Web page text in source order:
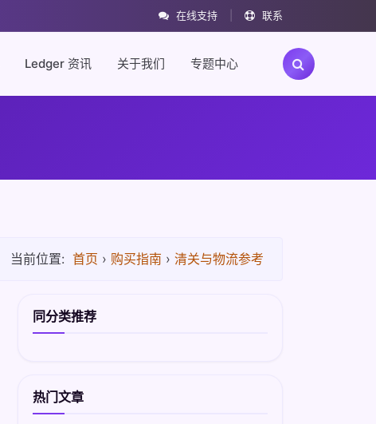
在线支持 联系
Ledger 资讯 关于我们 专题中心
当前位置: 首页 › 购买指南 › 清关与物流参考
同分类推荐
热门文章